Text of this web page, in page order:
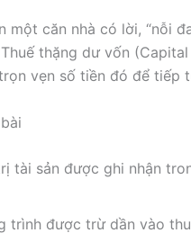
căn nhà có lời, “nỗi
thặng dư vốn
vẹn số tiền đó để tiếp
tài sản được ghi nhận
trình được trừ dần vào